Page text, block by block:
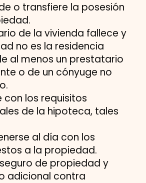
o transfiere la posesión
de la vivienda fallece y
no es la residencia
al menos un prestatario
o de un cónyuge no
con los requisitos
de la hipoteca, tales
al día con los
a la propiedad.
de propiedad y
adicional contra